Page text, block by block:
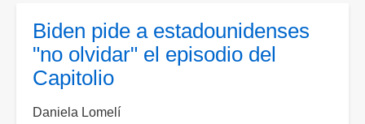
la
oposición
Biden pide a estadounidenses
"no olvidar" el episodio del
Capitolio
Daniela Lomelí